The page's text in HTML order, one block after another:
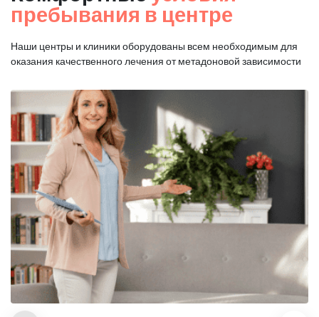
пребывания в центре
Наши центры и клиники оборудованы всем необходимым для
оказания качественного лечения от метадоновой зависимости